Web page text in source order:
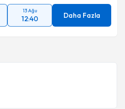
13 Ağu
12:40 Daha Fazla